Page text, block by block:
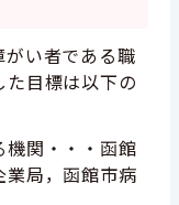
い者である職
目標は以下の
関・・・函館
業局，函館市病